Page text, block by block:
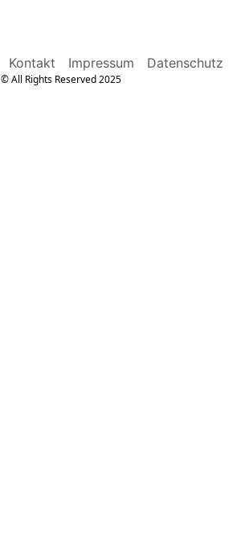
Kontakt Impressum Datenschutz
© All Rights Reserved 2025